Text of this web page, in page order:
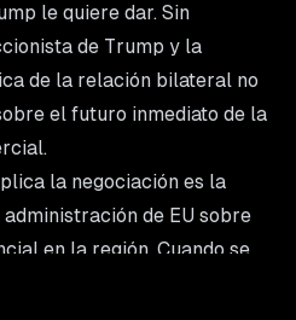
le quiere dar. Sin
de Trump y la
de la relación bilateral no
el futuro inmediato de la
la negociación es la
de EU sobre
en la región. Cuando se